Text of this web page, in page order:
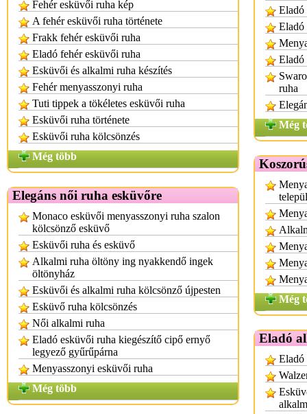
Fehér esküvői ruha kép
A fehér esküvői ruha története
Frakk fehér esküvői ruha
Eladó fehér esküvői ruha
Esküvői és alkalmi ruha készítés
Fehér menyasszonyi ruha
Tuti tippek a tökéletes esküvői ruha
Esküvői ruha története
Esküvői ruha kölcsönzés
Még több
Elegáns női ruha esküvőre
Monaco esküvői menyasszonyi ruha szalon
kölcsönző esküvő
Esküvői ruha és esküvő
Alkalmi ruha öltöny ing nyakkendő ingek
öltönyház
Esküvői és alkalmi ruha kölcsönző újpesten
Esküvő ruha kölcsönzés
Női alkalmi ruha
Eladó esküvői ruha kiegészítő cipő ernyő
legyező gyűrűpárna
Menyasszonyi esküvői ruha
Még több
Eladó
Eladó
Eladó
ruha
Még
Még
Eladó
Eladó